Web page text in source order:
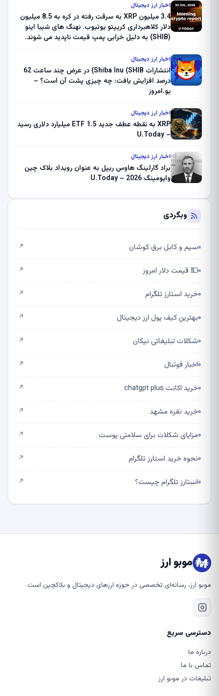
اخبار ارز دیجیتال
3.4 میلیون XRP به سرقت رفته در کره به 8.5 میلیون
دلار کلاهبرداری کریپتو یوتیوب. نهنگ های شیبا اینو
(SHIB) به دلیل خرابی پمپ قیمت ناپدید می شوند.
ثبت کرد – گزارش کریپتو صبح – U.Today
اخبار ارز دیجیتال
انتشارات Shiba Inu (SHIB) در عرض چند ساعت 62
درصد افزایش یافت: چه چیزی پشت آن است؟ –
یو.امروز
اخبار ارز دیجیتال
XRP به نقطه عطف جدید ETF 1.5 میلیارد دلاری رسید
– U.Today
اخبار ارز دیجیتال
براد گارلینگ هاوس ریپل به عنوان رویداد بلاک چین
وایومینگ 2026 – U.Today
وبگردی
سیم و کابل برق کوشان ↗
💵 قیمت دلار امروز ↗
خرید استارز تلگرام ↗
بهترین کیف پول ارز دیجیتال ↗
شکلات تبلیغاتی نیکان ↗
اخبار فوتبال ↗
خرید اکانت chatgpt plus ↗
خرید نقره مشهد ↗
مزایای شکلات برای سلامتی پوست ↗
نحوه خرید استارز تلگرام ↗
استارز تلگرام چیست؟ ↗
موبو ارز
موبو ارز، رسانه‌ای تخصصی در حوزه ارزهای دیجیتال و بلاکچین است.
دسترسی سریع
درباره ما
تماس با ما
تبلیغات در موبو ارز